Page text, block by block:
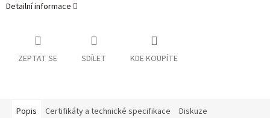
Detailní informace
ZEPTAT SE SDÍLET KDE KOUPÍTE
Popis Certifikáty a technické specifikace Diskuze